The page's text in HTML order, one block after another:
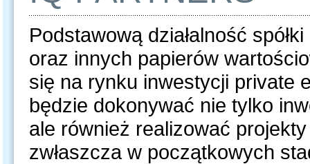
Podstawową działalność
oraz innych papierów
się na rynku inwestycji private
będzie dokonywać nie tylko
ale również realizować
zwłaszcza w początkowych